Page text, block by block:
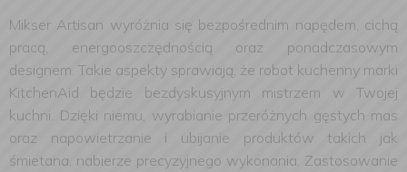
Mikser Artisan wyróżnia się bezpośrednim napędem, cichą
pracą, energooszczędnością oraz ponadczasowym
designem. Takie aspekty sprawiają, że robot kuchenny marki
KitchenAid będzie bezdyskusyjnym mistrzem w Twojej
kuchni. Dzięki niemu, wyrabianie przeróżnych gęstych mas
oraz napowietrzanie i ubijanie produktów takich jak
śmietana, nabierze precyzyjnego wykonania. Zastosowanie